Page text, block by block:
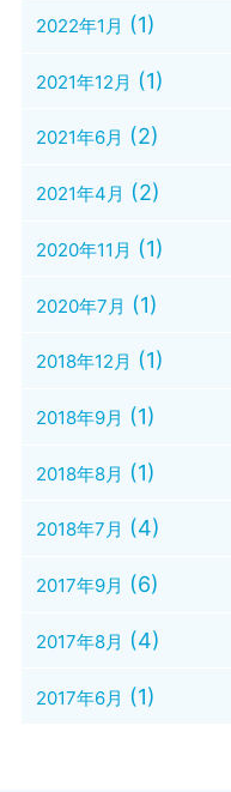
2022年1月 (1)
2021年12月 (1)
2021年6月 (2)
2021年4月 (2)
2020年11月 (1)
2020年7月 (1)
2018年12月 (1)
2018年9月 (1)
2018年8月 (1)
2018年7月 (4)
2017年9月 (6)
2017年8月 (4)
2017年6月 (1)